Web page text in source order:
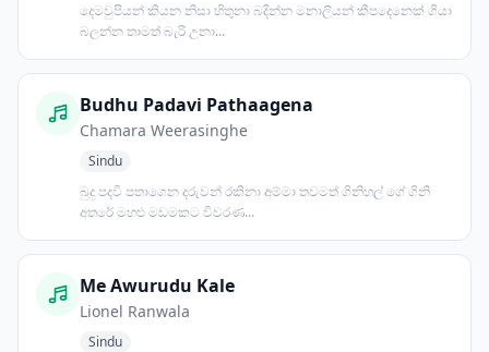
දෙමවුපියන් කියන නිසා හිතුනා බදින්න මනාලියන් කීපදෙනෙක් ගියා
බලන්න තාමත් බැරි උනා...
Budhu Padavi Pathaagena
Chamara Weerasinghe
Sindu
බුදු පදවි පතාගෙන දරුවන් රකිනා අම්මා තවමත් ගිනිහල් ගේ ගිනි
අතරේ මහළු මඩමකට විවරණ...
Me Awurudu Kale
Lionel Ranwala
Sindu